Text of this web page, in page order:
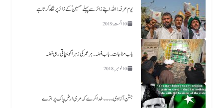
یوم عرفہ :اللہ اپنے زائر سے پہلے حسینؑ کے زائر پر نگاہ کرتا ہے
10 اگست, 2019
باب مناجات ۔باب فضہ ۔ ہر عمر کی زہرا ؑ کو بچاتی رہی فضہ
10 نومبر, 2018
جشن آزادی ۔۔۔۔خدا کرے کہ مری ارض پاک پر اترے